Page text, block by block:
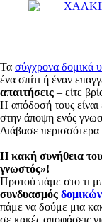
Τα σύγχρονα δομικά
ένα σπίτι ή έναν
απαιτήσεις – είτε
Η απόδοσή τους είναι
στην άποψη ενός
Διάβασε
Η κακή συνήθεια
γνωστός»!
Προτού πάμε στο τι
συνδυασμός
πάμε να δούμε μια
σε κακές αποφάσεις